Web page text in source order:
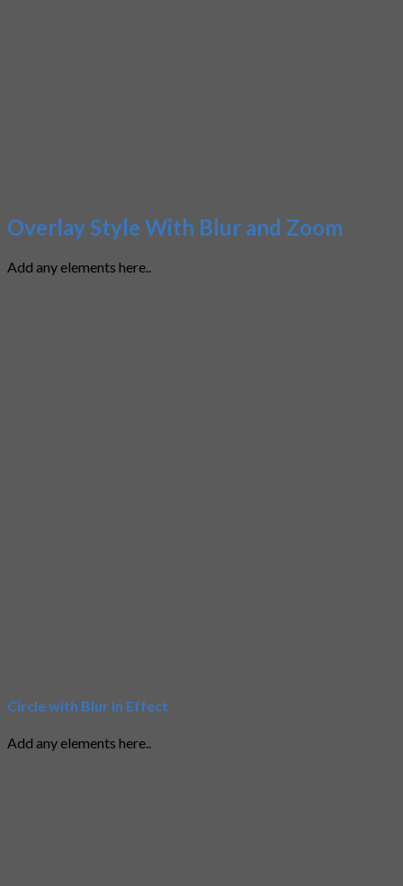
Overlay Style With Blur and Zoom
Add any elements here..
Circle with Blur In Effect
Add any elements here..